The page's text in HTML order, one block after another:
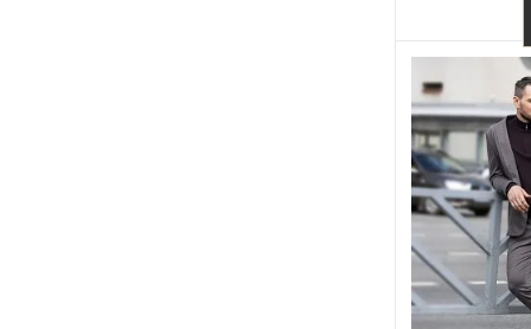
В
В наличии
Таблица
Размер одежды
96
112